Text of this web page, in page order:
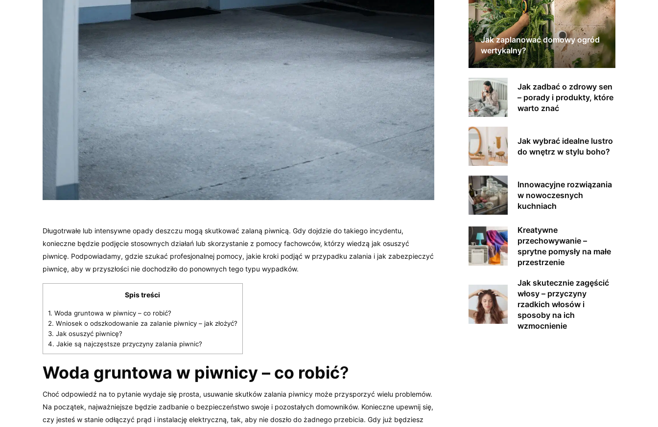
Długotrwałe lub intensywne opady deszczu mogą skutkować zalaną piwnicą. Gdy dojdzie do takiego incydentu,
konieczne będzie podjęcie stosownych działań lub skorzystanie z pomocy fachowców, którzy wiedzą jak osuszyć
piwnicę. Podpowiadamy, gdzie szukać profesjonalnej pomocy, jakie kroki podjąć w przypadku zalania i jak zabezpieczyć
piwnicę, aby w przyszłości nie dochodziło do ponownych tego typu wypadków.
Spis treści
1. Woda gruntowa w piwnicy – co robić?
2. Wniosek o odszkodowanie za zalanie piwnicy – jak złożyć?
3. Jak osuszyć piwnicę?
4. Jakie są najczęstsze przyczyny zalania piwnic?
Woda gruntowa w piwnicy – co robić?
Choć odpowiedź na to pytanie wydaje się prosta, usuwanie skutków zalania piwnicy może przysporzyć wielu problemów.
Na początek, najważniejsze będzie zadbanie o bezpieczeństwo swoje i pozostałych domowników. Konieczne upewnij się,
czy jesteś w stanie odłączyć prąd i instalację elektryczną, tak, aby nie doszło do żadnego przebicia. Gdy już będziesz
Jak zaplanować domowy ogród
wertykalny?
Jak zadbać o zdrowy sen
– porady i produkty, które
warto znać
Jak wybrać idealne lustro
do wnętrz w stylu boho?
Innowacyjne rozwiązania
w nowoczesnych
kuchniach
Kreatywne
przechowywanie –
sprytne pomysły na małe
przestrzenie
Jak skutecznie zagęścić
włosy – przyczyny
rzadkich włosów i
sposoby na ich
wzmocnienie